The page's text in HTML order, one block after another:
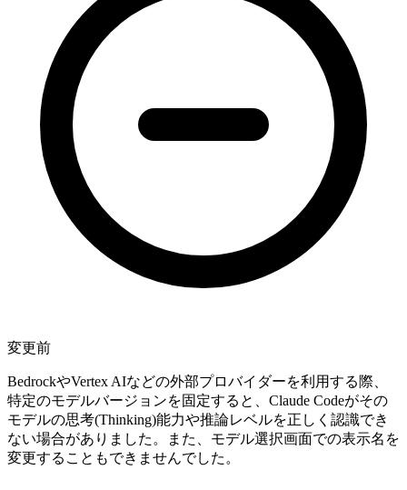
変更前
BedrockやVertex AIなどの外部プロバイダーを利用する際、
特定のモデルバージョンを固定すると、Claude Codeがその
モデルの思考(Thinking)能力や推論レベルを正しく認識でき
ない場合がありました。また、モデル選択画面での表示名を
変更することもできませんでした。